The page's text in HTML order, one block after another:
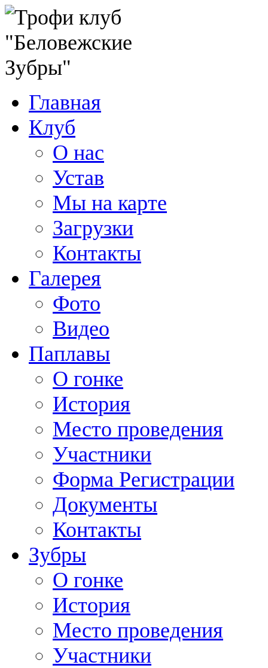
Главная
Клуб
О нас
Устав
Мы на карте
Загрузки
Контакты
Галерея
Фото
Видео
Паплавы
О гонке
История
Место проведения
Участники
Форма Регистрации
Документы
Контакты
Зубры
О гонке
История
Место проведения
Участники